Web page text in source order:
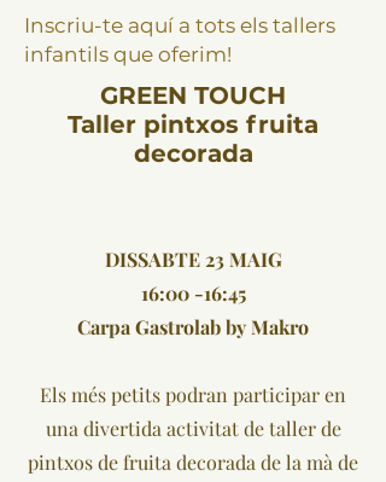
Inscriu-te aquí a tots els tallers
infantils que oferim!
GREEN TOUCH
Taller pintxos fruita
decorada
DISSABTE 23 MAIG
16:00 -16:45
Carpa Gastrolab by Makro
Els més petits podran participar en
una divertida activitat de taller de
pintxos de fruita decorada de la mà de